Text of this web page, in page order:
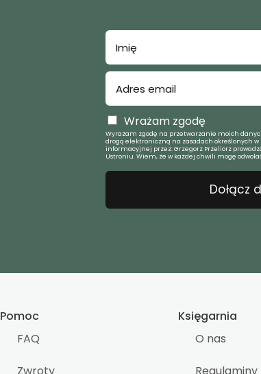
Wrażam zgodę
Wyrażam zgodę na przetwarzanie moich
drogą elektroniczną na zasadach określonych
informacyjnej przez: Grzegorz Przeliorz
Ustroniu. Wiem, że w każdej chwili mogę
Dołącz
Pomoc
FAQ
Księgarnia
O nas